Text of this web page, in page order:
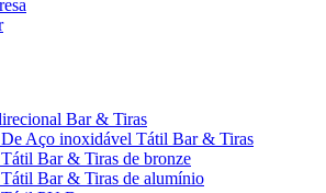
Bar & Tiras
Aço inoxidável Tátil Bar & Tiras
Bar & Tiras de bronze
Bar & Tiras de alumínio